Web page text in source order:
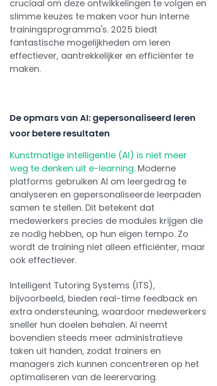
cruciaal om deze ontwikkelingen te volgen en
slimme keuzes te maken voor hun interne
trainingsprogramma's. 2025 biedt
fantastische mogelijkheden om leren
effectiever, aantrekkelijker en efficiënter te
maken.
De opmars van AI: gepersonaliseerd leren
voor betere resultaten
Kunstmatige intelligentie (AI) is niet meer
weg te denken uit e-learning. Moderne
platforms gebruiken AI om leergedrag te
analyseren en gepersonaliseerde leerpaden
samen te stellen. Dit betekent dat
medewerkers precies de modules krijgen die
ze nodig hebben, op hun eigen tempo. Zo
wordt de training niet alleen efficiënter, maar
ook effectiever.
Intelligent Tutoring Systems (ITS),
bijvoorbeeld, bieden real-time feedback en
extra ondersteuning, waardoor medewerkers
sneller hun doelen behalen. AI neemt
bovendien steeds meer administratieve
taken uit handen, zodat trainers en
managers zich kunnen concentreren op het
optimaliseren van de leerervaring.